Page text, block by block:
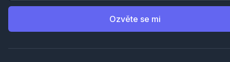
Ozvěte se mi